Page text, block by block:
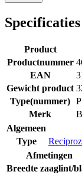
Specificaties
Product
Productnummer
EAN
Gewicht product
Type(nummer)
Merk
Algemeen
Type
Afmetingen
Breedte zaaglint/